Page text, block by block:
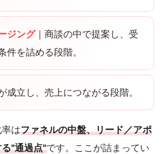
ジング｜商談の中で提案し、受
件を詰める段階。
成立し、売上につながる段階。
率はファネルの中盤、リード／アポ
"通過点"です。ここが詰まってい